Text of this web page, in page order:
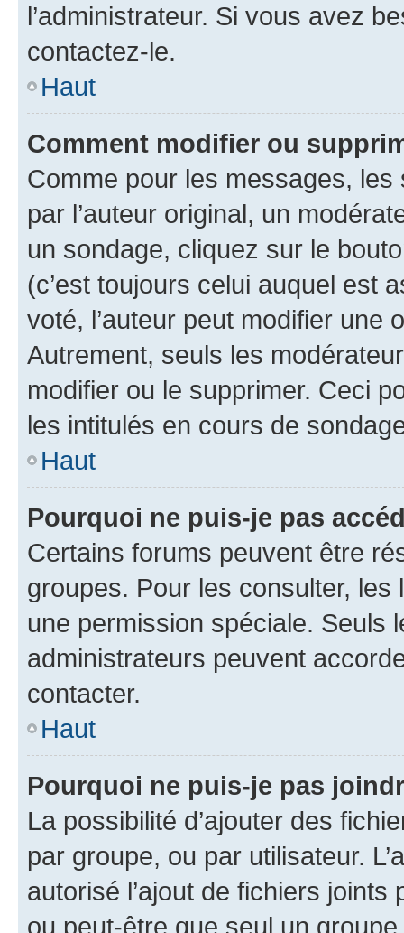
l’administrateur. Si vous avez
contactez-le.
Haut
Comment modifier ou
Comme pour les messages,
par l’auteur original, un
un sondage, cliquez sur le
(c’est toujours celui auquel est
voté, l’auteur peut modifier une
Autrement, seuls les
modifier ou le supprimer. Ceci
les intitulés en cours de
Haut
Pourquoi ne puis-je pas
Certains forums peuvent être
groupes. Pour les consulter,
une permission spéciale. Seuls
administrateurs peuvent
contacter.
Haut
Pourquoi ne puis-je pas
La possibilité d’ajouter des
par groupe, ou par utilisateur.
autorisé l’ajout de fichiers
ou peut-être que seul un